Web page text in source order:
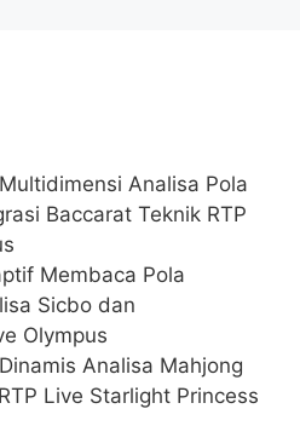
Analisa Pola
Baccarat Teknik RTP
Membaca Pola
Sicbo dan
Olympus
Analisa Mahjong
Live Starlight Princess